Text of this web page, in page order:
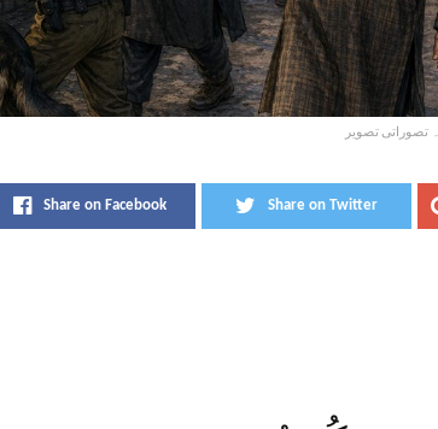
تصوراتی تصویر
Share on Facebook Share on Twitter